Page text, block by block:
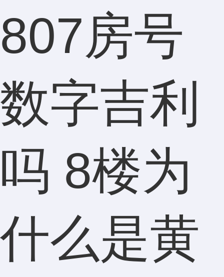
807房号
数字吉利
吗 8楼为
什么是黄